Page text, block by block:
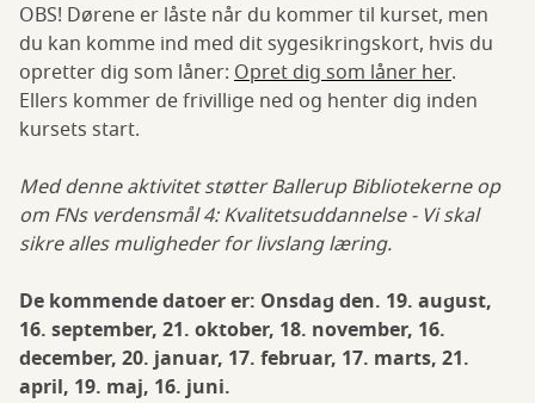
OBS! Dørene er låste når du kommer til kurset, men
du kan komme ind med dit sygesikringskort, hvis du
opretter dig som låner: Opret dig som låner her.
Ellers kommer de frivillige ned og henter dig inden
kursets start.
Med denne aktivitet støtter Ballerup Bibliotekerne op
om FNs verdensmål 4: Kvalitetsuddannelse - Vi skal
sikre alles muligheder for livslang læring.
De kommende datoer er: Onsdag den. 19. august,
16. september, 21. oktober, 18. november, 16.
december, 20. januar, 17. februar, 17. marts, 21.
april, 19. maj, 16. juni.